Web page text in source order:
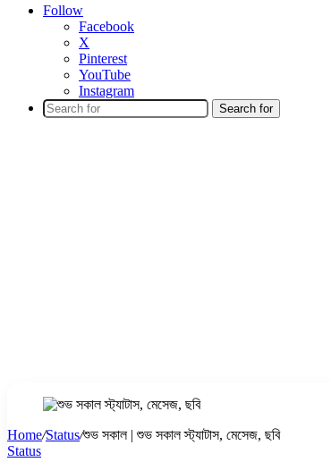
Follow
Facebook
X
Pinterest
YouTube
Instagram
Search for
Home/Status/শুভ সকাল | শুভ সকাল স্ট্যাটাস, মেসেজ, ছবি
Status